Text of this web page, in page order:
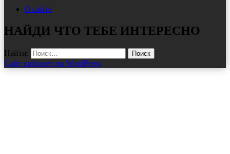
О сайте
НАЙДИ ЧТО ТЕБЕ ИНТЕРЕСНО
Найти:
Сайт работает на WordPress